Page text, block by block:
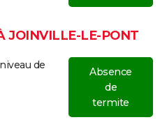
JOINVILLE-LE-PONT
de
Absence
de
termite